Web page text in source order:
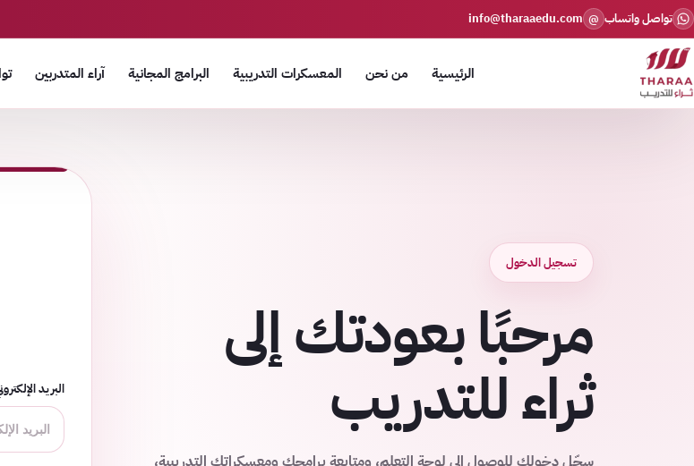
تواصل واتساب @
info@tharaaedu.com
الرئيسية من نحن المعسكرات التدريبية البرامج المجانية آراء المتدربين
البريد
تسجيل الدخول
مرحبًا بعودتك إلى
ثراء للتدريب
سجّل دخولك للوصول إلى لوحة التعلم، ومتابعة برامجك ومعسكراتك التدريبية،